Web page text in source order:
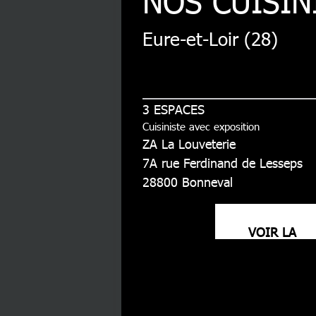
Eure-et-Loir (28)
3 ESPACES
Cuisiniste avec exposition
ZA La Louveterie
7A rue Ferdinand de Lesseps
28800 Bonneval
VOIR LA